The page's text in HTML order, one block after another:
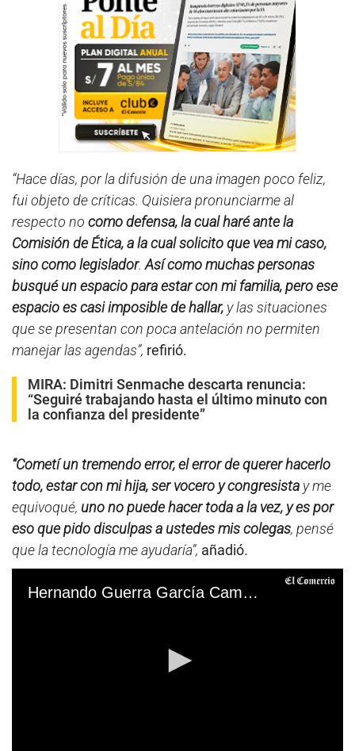
“Hace días, por la difusión de una imagen poco feliz,
fui objeto de críticas. Quisiera pronunciarme al
respecto no como defensa, la cual haré ante la
Comisión de Ética, a la cual solicito que vea mi caso,
sino como legislador.Así como muchas personas
busqué un espacio para estar con mi familia, pero ese
espacio es casi imposible de hallar, y las situaciones
que se presentan con poca antelación no permiten
manejar las agendas”, refirió.
MIRA: Dimitri Senmache descarta renuncia:
“Seguiré trabajando hasta el último minuto con
la confianza del presidente”
“Cometí un tremendo error, el error de querer hacerlo
todo, estar con mi hija, ser vocero y congresista y me
equivoqué, uno no puede hacer toda a la vez, y es por
eso que pido disculpas a ustedes mis colegas, pensé
que la tecnología me ayudaría”, añadió.
Hernando Guerra García Campos explica por qué sesionó desde la playa